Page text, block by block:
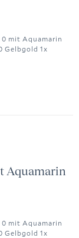
0 mit Aquamarin
Gelbgold 1x
Aquamarin
0 mit Aquamarin
Gelbgold 1x